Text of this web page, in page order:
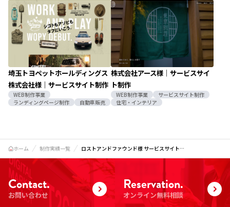
埼玉トヨペットホールディングス
株式会社様｜サービスサイト制作
WEB制作事業
ランディングページ制作
自動車販売
株式会社アース様｜サービスサイ
ト制作
WEB制作事業
サービスサイト制作
住宅・インテリア
ホーム 制作実績一覧 ロストアンドファウンド様 サービスサイト…
Contact.
お問い合わせ
Reservation.
オンライン無料相談